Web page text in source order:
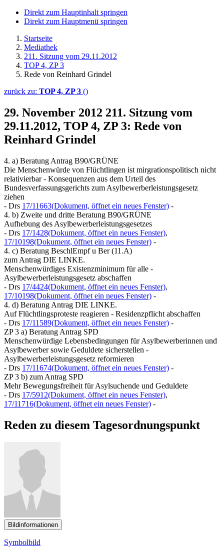
Direkt zum Hauptinhalt springen
Direkt zum Hauptmenü springen
Startseite
Mediathek
211. Sitzung vom 29.11.2012
TOP 4, ZP 3
Rede von Reinhard Grindel
zurück zu: TOP 4, ZP 3 ()
29. November 2012 211. Sitzung vom
29.11.2012, TOP 4, ZP 3: Rede von
Reinhard Grindel
4. a) Beratung Antrag B90/GRÜNE
Die Menschenwürde von Flüchtlingen ist mirgrationspolitisch nicht
relativierbar - Konsequenzen aus dem Urteil des
Bundesverfassungsgerichts zum Asylbewerberleistungsgesetz
ziehen
- Drs 17/11663(Dokument, öffnet ein neues Fenster) -
4. b) Zweite und dritte Beratung B90/GRÜNE
Aufhebung des Asylbewerberleistungsgesetzes
- Drs 17/1428(Dokument, öffnet ein neues Fenster),
17/10198(Dokument, öffnet ein neues Fenster) -
4. c) Beratung BeschlEmpf u Ber (11.A)
zum Antrag DIE LINKE.
Menschenwürdiges Existenzminimum für alle -
Asylbewerberleistungsgesetz abschaffen
- Drs 17/4424(Dokument, öffnet ein neues Fenster),
17/10198(Dokument, öffnet ein neues Fenster) -
4. d) Beratung Antrag DIE LINKE.
Auf Flüchtlingsproteste reagieren - Residenzpflicht abschaffen
- Drs 17/11589(Dokument, öffnet ein neues Fenster) -
ZP 3 a) Beratung Antrag SPD
Menschenwürdige Lebensbedingungen für Asylbewerberinnen und
Asylbewerber sowie Geduldete sicherstellen -
Asylbewerberleistungsgesetz reformieren
- Drs 17/11674(Dokument, öffnet ein neues Fenster) -
ZP 3 b) zum Antrag SPD
Mehr Bewegungsfreiheit für Asylsuchende und Geduldete
- Drs 17/5912(Dokument, öffnet ein neues Fenster),
17/11716(Dokument, öffnet ein neues Fenster) -
Reden zu diesem Tagesordnungspunkt
Bildinformationen
Symbolbild